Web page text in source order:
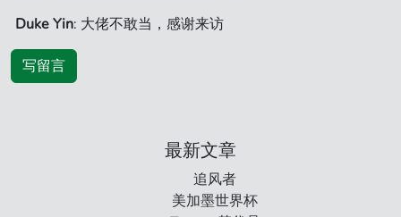
Duke Yin: 大佬不敢当，感谢来访
写留言
最新文章
追风者
美加墨世界杯